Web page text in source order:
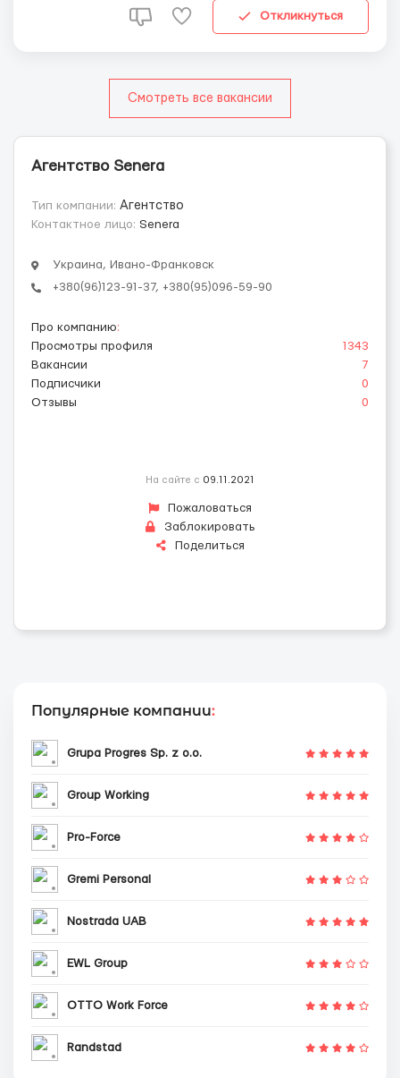
Откликнуться
Смотреть все вакансии
Агентство Senera
Тип компании: Агентство
Контактное лицо: Senera
Украина, Ивано-Франковск
+380(96)123-91-37, +380(95)096-59-90
Про компанию:
Просмотры профиля
1343
Вакансии
7
Подписчики
0
Отзывы
0
На сайте с 09.11.2021
Пожаловаться
Заблокировать
Поделиться
Популярные компании:
Grupa Progres Sp. z o.o.
Group Working
Pro-Force
Gremi Personal
Nostrada UAB
EWL Group
OTTO Work Force
Randstad